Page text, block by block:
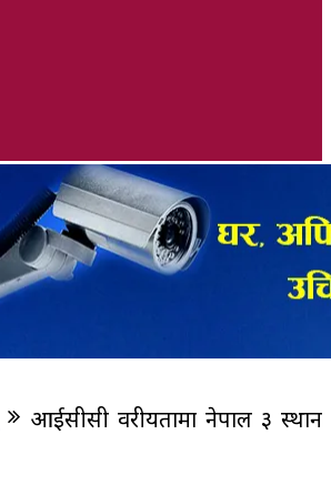
आईसीसी वरीयतामा नेपाल ३ स्थान